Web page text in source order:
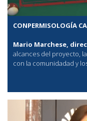
CONPERMISOLOGÍA
Mario Marchese,
alcances del proyecto,
con la comunidadad y